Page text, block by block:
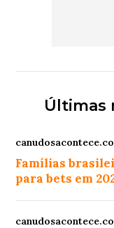
Últimas
Famílias
para bets em